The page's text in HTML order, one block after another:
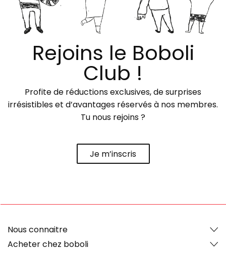
Rejoins le Boboli
Club !
Profite de réductions exclusives, de surprises
irrésistibles et d’avantages réservés à nos membres.
Tu nous rejoins ?
Je m’inscris
Nous connaitre
Acheter chez boboli